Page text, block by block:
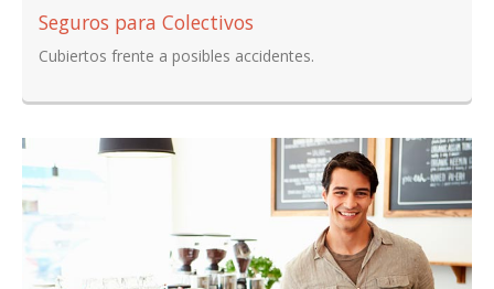
Seguros para Colectivos
Cubiertos frente a posibles accidentes.